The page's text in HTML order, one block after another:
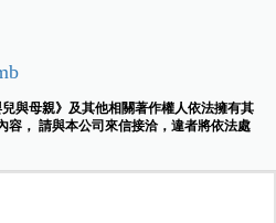
與母親》及其他相關著作權人依法擁有其
容， 請與本公司來信接洽，違者將依法處